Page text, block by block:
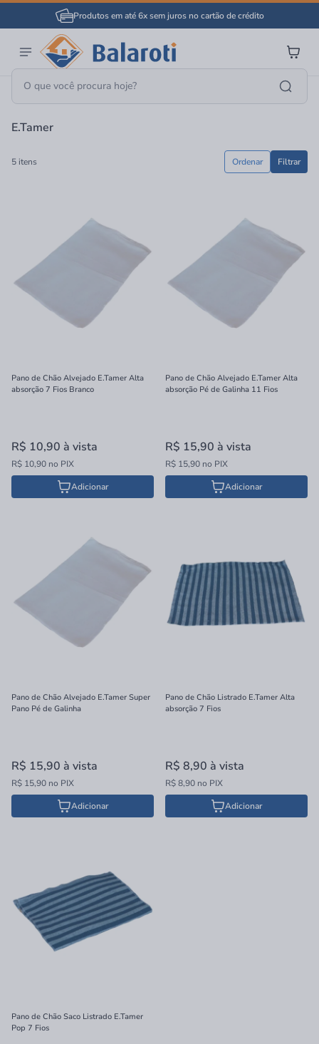
Produtos em até 6x sem juros no cartão de crédito
Página Inicial E.Tamer
E.Tamer
5 itens Filtrar
Ordenar
Pano de Chão Alvejado E.Tamer Alta
absorção 7 Fios Branco
R$ 10,90 à vista
R$ 10,90 no PIX
Adicionar
Pano de Chão Alvejado E.Tamer Alta
absorção Pé de Galinha 11 Fios
R$ 15,90 à vista
R$ 15,90 no PIX
Adicionar
Pano de Chão Alvejado E.Tamer Super
Pano Pé de Galinha
R$ 15,90 à vista
R$ 15,90 no PIX
Adicionar
Pano de Chão Listrado E.Tamer Alta
absorção 7 Fios
R$ 8,90 à vista
R$ 8,90 no PIX
Adicionar
Pano de Chão Saco Listrado E.Tamer
Pop 7 Fios